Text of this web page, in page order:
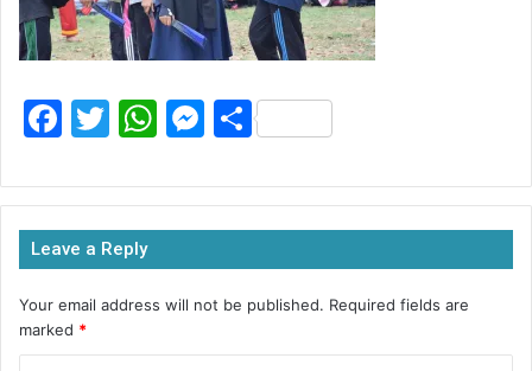
F
c
e
b
o
o
T
itt
er
W
at
s
A
p
p
M
s
s
e
n
g
S
ar
e
Leave a Reply
Your email address will not be published. Required fields are
marked *